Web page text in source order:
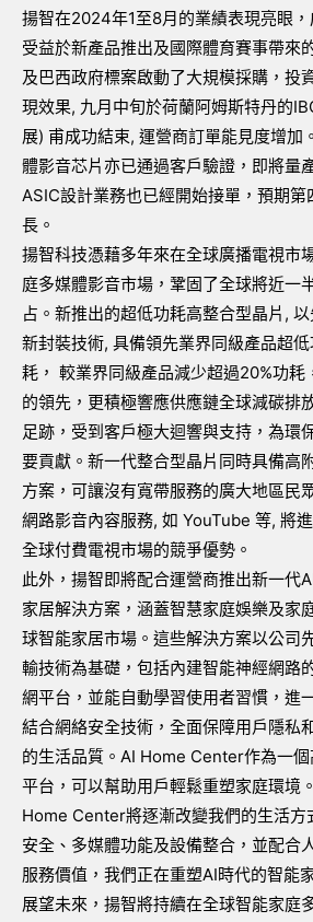
揚智在2024年1至8月的業績表現亮眼
受益於新產品推出及國際體育賽事帶來
及巴西政府標案啟動了大規模採購，投
現效果, 九月中旬於荷蘭阿姆斯特丹的
展) 甫成功結束, 運營商訂單能見度增加
體影音芯片亦已通過客戶驗證，即將量
ASIC設計業務也已經開始接單，預期第
長。
揚智科技憑藉多年來在全球廣播電視市
庭多媒體影音市場，鞏固了全球將近一
占。新推出的超低功耗高整合型晶片 ,
新封裝技術, 具備領先業界同級產品超
耗， 較業界同級產品減少超過20%功耗
的領先，更積極響應供應鏈全球減碳排
足跡，受到客戶極大迴響與支持，為環
要貢獻。新一代整合型晶片同時具備高
方案，可讓沒有寬帶服務的廣大地區民
網路影音內容服務, 如 YouTube 等, 將
全球付費電視市場的競爭優勢。
此外，揚智即將配合運營商推出新一代
家居解決方案，涵蓋智慧家庭娛樂及家
球智能家居市場。這些解決方案以公司
輸技術為基礎，包括內建智能神經網路
網平台，並能自動學習使用者習慣，進
結合網絡安全技術，全面保障用戶隱私
的生活品質。 AI Home Center作為一
平台，可以幫助用戶輕鬆重塑家庭環境
Home Center將逐漸改變我們的生活
安全、多媒體功能及設備整合，並配合
服務價值，我們正在重塑AI時代的智能
展望未來，揚智將持續在全球智能家庭